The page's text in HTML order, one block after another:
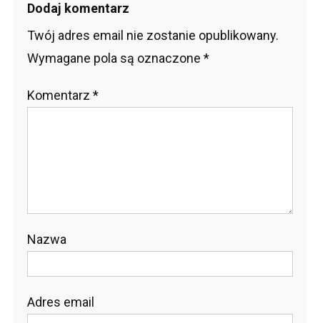
Dodaj komentarz
Twój adres email nie zostanie opublikowany.
Wymagane pola są oznaczone *
Komentarz *
Nazwa
Adres email